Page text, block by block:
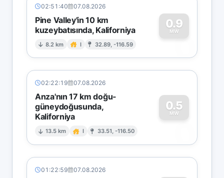
02:51:40 07.08.2026
Pine Valley'in 10 km
kuzeybatısında, Kaliforniya
8.2 km I 32.89, -116.59
0.9
MW
0
02:22:19 07.08.2026
Anza'nın 17 km doğu-
güneydoğusunda,
Kaliforniya
13.5 km I 33.51, -116.50
0.5
MW
0
01:22:59 07.08.2026